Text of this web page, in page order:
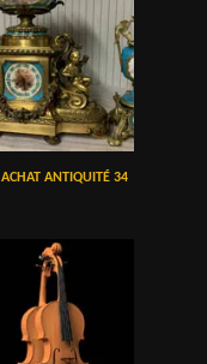
ACHAT ANTIQUITÉ 34